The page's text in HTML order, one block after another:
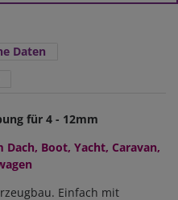
Daten
für 4 - 12mm
Boot, Yacht, Caravan,
Einfach mit